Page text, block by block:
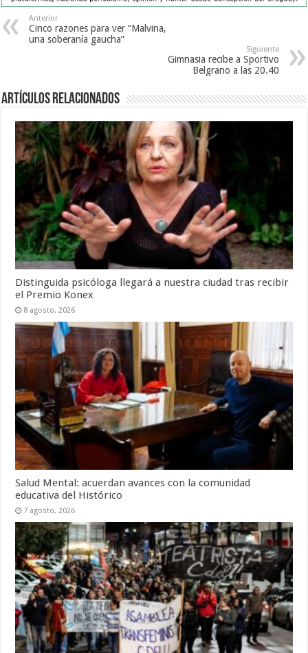
Anterior
Cinco razones para ver “Malvina,
una soberanía gaucha”
Siguiente
Gimnasia recibe a Sportivo
Belgrano a las 20.40
Artículos Relacionados
Distinguida psicóloga llegará a nuestra ciudad tras recibir
el Premio Konex
8 agosto, 2026
Salud Mental: acuerdan avances con la comunidad
educativa del Histórico
7 agosto, 2026